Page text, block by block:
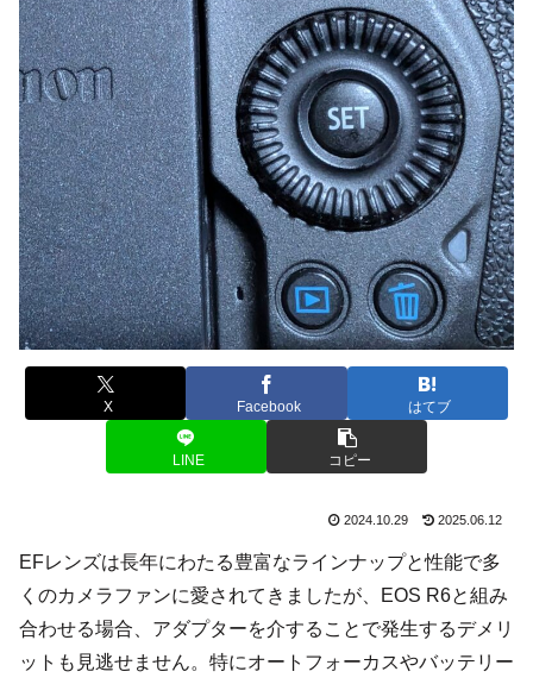
X Facebook はてブ
LINE コピー
2024.10.29 2025.06.12
EFレンズは長年にわたる豊富なラインナップと性能で多
くのカメラファンに愛されてきましたが、EOS R6と組み
合わせる場合、アダプターを介することで発生するデメリ
ットも見逃せません。特にオートフォーカスやバッテリー